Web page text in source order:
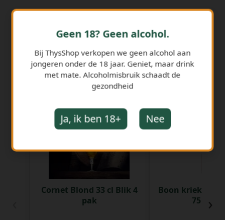
GERELATEERDE PRODUCTEN
Cornet Blond 33 cl Blik 4
pak
Boon kriek
75 cl›
Geen 18? Geen alcohol.
Bij ThysShop verkopen we geen alcohol aan
jongeren onder de 18 jaar. Geniet, maar drink
met mate. Alcoholmisbruik schaadt de
gezondheid
Ja, ik ben 18+ Nee